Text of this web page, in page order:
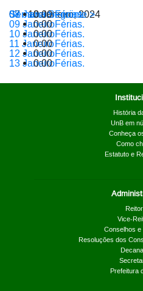
07 - 13 Janeiro, 2024
Semana Seguinte >
08 Janeiro
0:00Férias.
09 Janeiro
0:00Férias.
10 Janeiro
0:00Férias.
11 Janeiro
0:00Férias.
12 Janeiro
0:00Férias.
13 Janeiro
0:00Férias.
História
UnB em
Conheça
Como
Estatuto e
Vice-
Conselhos e
Resoluções dos
Prefeitura